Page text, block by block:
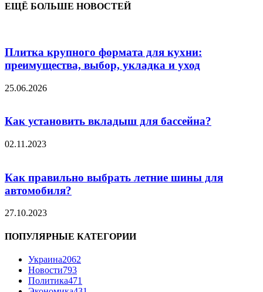
ЕЩЁ БОЛЬШЕ НОВОСТЕЙ
Плитка крупного формата для кухни:
преимущества, выбор, укладка и уход
25.06.2026
Как установить вкладыш для бассейна?
02.11.2023
Как правильно выбрать летние шины для
автомобиля?
27.10.2023
ПОПУЛЯРНЫЕ КАТЕГОРИИ
Украина2062
Новости793
Политика471